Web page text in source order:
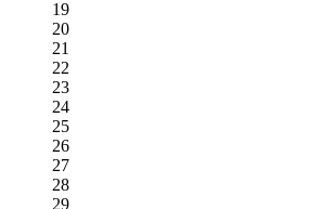
19
20
21
22
23
24
25
26
27
28
29